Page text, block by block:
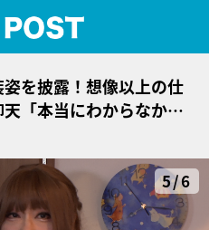
を披露！想像以上の仕
「本当にわからなかっ
5/6